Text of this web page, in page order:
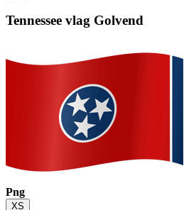
Tennessee vlag Golvend
Png
XS